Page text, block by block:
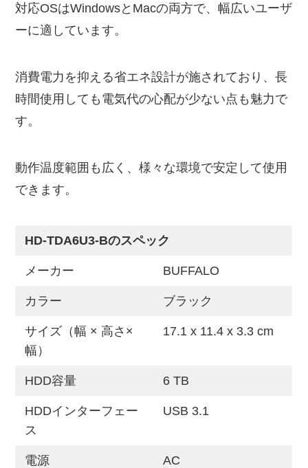
対応OSはWindowsとMacの両方で、幅広いユーザ
ーに適しています。
消費電力を抑える省エネ設計が施されており、長
時間使用しても電気代の心配が少ない点も魅力で
す。
動作温度範囲も広く、様々な環境で安定して使用
できます。
HD-TDA6U3-Bのスペック
メーカー ‎BUFFALO
カラー ‎ブラック
サイズ（幅 × 高さ×
幅）
17.1 x 11.4 x 3.3 cm
HDD容量 ‎6 TB
HDDインターフェー
ス
‎USB 3.1
電源 ‎AC